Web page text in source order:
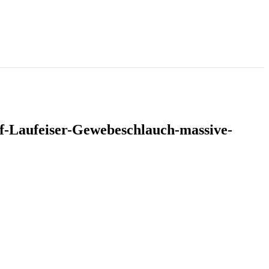
Gewebeschlauch-massive-